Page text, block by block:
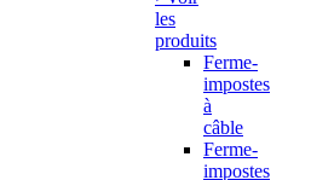
les
produits
Ferme-
impostes
à
câble
Ferme-
impostes